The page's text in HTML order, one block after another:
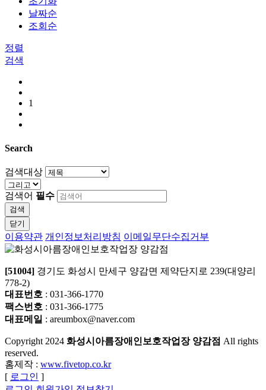
날짜순
조회순
정렬
검색
1
Search
검색대상
검색어 필수
검색
닫기
이용약관 개인정보처리방침 이메일무단수집거부
[51004] 경기도 화성시 만세구 양감면 제약단지로 239(대양리
778-2)
대표번호 : 031-366-1770
팩스번호 : 031-366-1775
대표메일 : areumbox@naver.com
Copyright 2024 화성시아름장애인보호작업장 양감점 All rights
reserved.
홈제작 : www.fivetop.co.kr
[ 로그인 ]